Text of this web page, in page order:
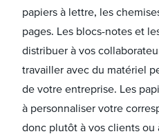
papiers à lettre, les
pages. Les blocs-notes et
distribuer à vos
travailler avec du matériel
de votre entreprise. Les
à personnaliser votre
donc plutôt à vos clients ou